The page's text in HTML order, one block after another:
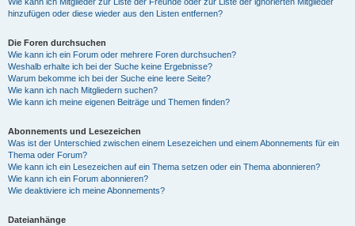
hinzufügen oder diese wieder aus den Listen entfernen?
Die Foren durchsuchen
Wie kann ich ein Forum oder mehrere Foren durchsuchen?
Weshalb erhalte ich bei der Suche keine Ergebnisse?
Warum bekomme ich bei der Suche eine leere Seite?
Wie kann ich nach Mitgliedern suchen?
Wie kann ich meine eigenen Beiträge und Themen finden?
Abonnements und Lesezeichen
Was ist der Unterschied zwischen einem Lesezeichen und einem Abonnements für ein
Thema oder Forum?
Wie kann ich ein Lesezeichen auf ein Thema setzen oder ein Thema abonnieren?
Wie kann ich ein Forum abonnieren?
Wie deaktiviere ich meine Abonnements?
Dateianhänge